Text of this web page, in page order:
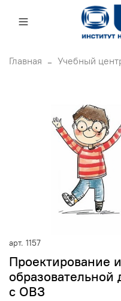
Главная Учебный
арт. 1157
Проектирование
образовательной
с ОВЗ